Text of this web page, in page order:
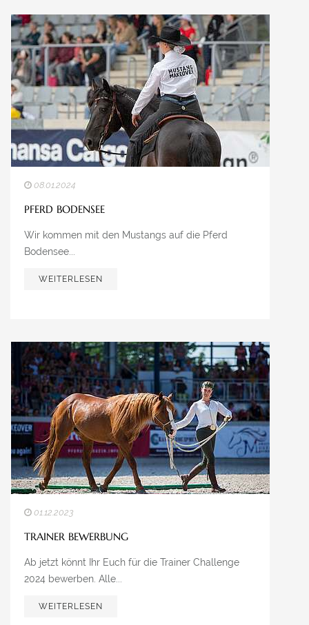
08.01.2024
PFERD BODENSEE
Wir kommen mit den Mustangs auf die Pferd
Bodensee...
WEITERLESEN
01.12.2023
TRAINER BEWERBUNG
Ab jetzt könnt Ihr Euch für die Trainer Challenge
2024 bewerben. Alle...
WEITERLESEN